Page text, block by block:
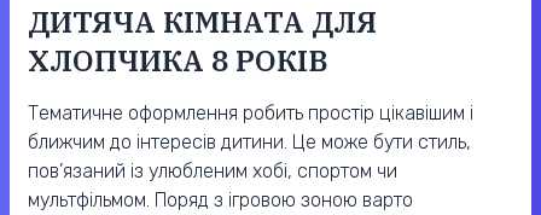
ДИТЯЧА КІМНАТА ДЛЯ
ХЛОПЧИКА 8 РОКІВ
Тематичне оформлення робить простір цікавішим і
ближчим до інтересів дитини. Це може бути стиль,
пов’язаний із улюбленим хобі, спортом чи
мультфільмом. Поряд з ігровою зоною варто